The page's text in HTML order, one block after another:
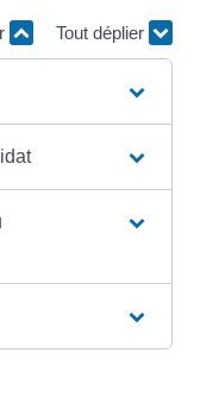
Tout déplier